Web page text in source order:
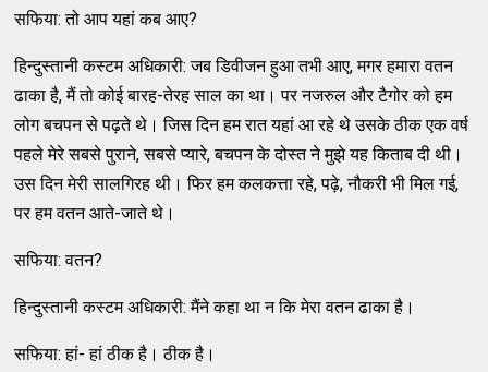
सफिया: तो आप यहां कब आए?
हिन्दुस्तानी कस्टम अधिकारी: जब डिवीजन हुआ तभी आए, मगर हमारा वतन
ढाका है, मैं तो कोई बारह-तेरह साल का था। पर नजरुल और टैगोर को हम
लोग बचपन से पढ़ते थे। जिस दिन हम रात यहां आ रहे थे उसके ठीक एक वर्ष
पहले मेरे सबसे पुराने, सबसे प्यारे, बचपन के दोस्त ने मुझे यह किताब दी थी।
उस दिन मेरी सालगिरह थी। फिर हम कलकत्ता रहे, पढ़े, नौकरी भी मिल गई,
पर हम वतन आते-जाते थे।
सफिया: वतन?
हिन्दुस्तानी कस्टम अधिकारी: मैंने कहा था न कि मेरा वतन ढाका है।
सफिया: हां- हां ठीक है। ठीक है।